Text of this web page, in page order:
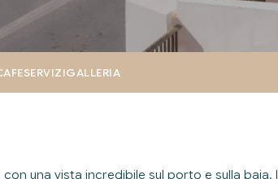
SERVIZIGALLERIA
con una vista incredibile sul porto e sulla baia. I